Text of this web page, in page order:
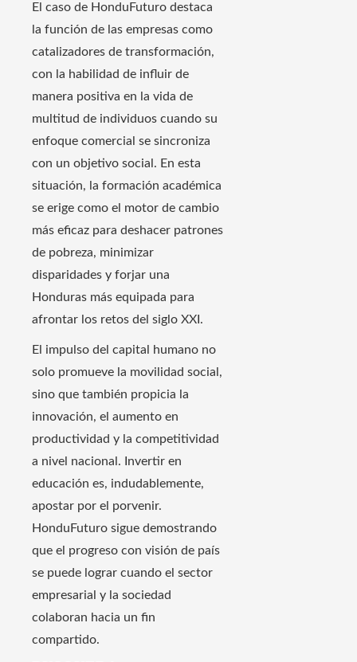
El caso de HonduFuturo destaca
la función de las empresas como
catalizadores de transformación,
con la habilidad de influir de
manera positiva en la vida de
multitud de individuos cuando su
enfoque comercial se sincroniza
con un objetivo social. En esta
situación, la formación académica
se erige como el motor de cambio
más eficaz para deshacer patrones
de pobreza, minimizar
disparidades y forjar una
Honduras más equipada para
afrontar los retos del siglo XXI.
El impulso del capital humano no
solo promueve la movilidad social,
sino que también propicia la
innovación, el aumento en
productividad y la competitividad
a nivel nacional. Invertir en
educación es, indudablemente,
apostar por el porvenir.
HonduFuturo sigue demostrando
que el progreso con visión de país
se puede lograr cuando el sector
empresarial y la sociedad
colaboran hacia un fin
compartido.